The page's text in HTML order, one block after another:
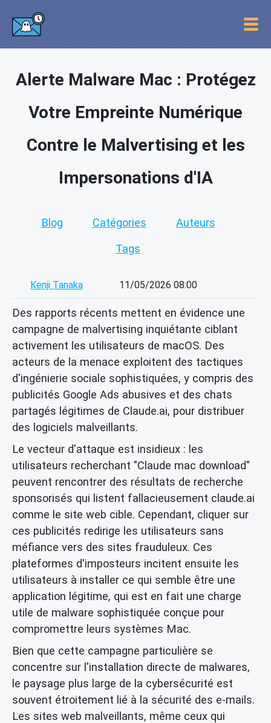
Alerte Malware Mac : Protégez
Votre Empreinte Numérique
Contre le Malvertising et les
Impersonations d'IA
Blog Catégories Auteurs
Tags
Kenji Tanaka 11/05/2026 08:00
Des rapports récents mettent en évidence une
campagne de malvertising inquiétante ciblant
activement les utilisateurs de macOS. Des
acteurs de la menace exploitent des tactiques
d'ingénierie sociale sophistiquées, y compris des
publicités Google Ads abusives et des chats
partagés légitimes de Claude.ai, pour distribuer
des logiciels malveillants.
Le vecteur d'attaque est insidieux : les
utilisateurs recherchant "Claude mac download"
peuvent rencontrer des résultats de recherche
sponsorisés qui listent fallacieusement claude.ai
comme le site web cible. Cependant, cliquer sur
ces publicités redirige les utilisateurs sans
méfiance vers des sites frauduleux. Ces
plateformes d'imposteurs incitent ensuite les
utilisateurs à installer ce qui semble être une
application légitime, qui est en fait une charge
utile de malware sophistiquée conçue pour
compromettre leurs systèmes Mac.
Bien que cette campagne particulière se
concentre sur l'installation directe de malwares,
le paysage plus large de la cybersécurité est
souvent étroitement lié à la sécurité des e-mails.
Les sites web malveillants, même ceux qui